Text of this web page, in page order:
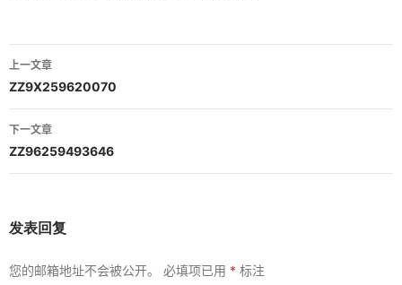
文
章
导
航
上一文章
ZZ9X259620070
下一文章
ZZ96259493646
发表回复
您的邮箱地址不会被公开。 必填项已用 * 标注